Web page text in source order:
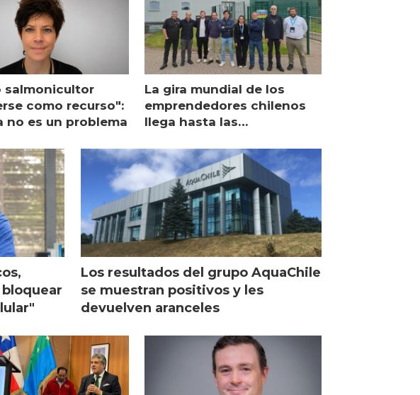
salmonicultor
como recurso":
no es un problema
La gira mundial de los
emprendedores chilenos
llega hasta las
Escocia
Los resultados del grupo AquaChile
se muestran positivos y les
devuelven aranceles